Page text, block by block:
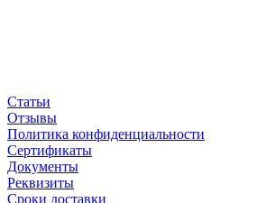
Статьи
Отзывы
Политика конфиденциальности
Сертификаты
Документы
Реквизиты
Сроки доставки